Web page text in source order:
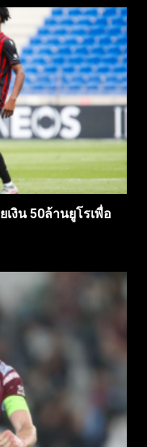
เงิน 50ล้านยูโรเพื่อ